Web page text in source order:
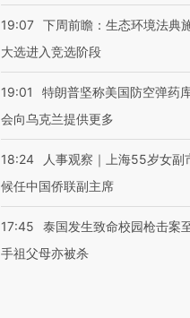
19:07 下周前瞻：生态环境法典
大选进入竞选阶段
19:01
特朗普坚称美国防空弹药
会向乌克兰提供更多
18:24
人事观察｜上海55岁女副
候任中国侨联副主席
17:45
泰国发生致命校园枪击案
手祖父母亦被杀